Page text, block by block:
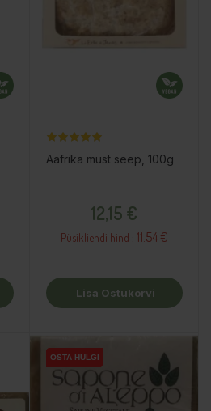
Aafrika must seep, 100g
12,15 €
Püsikliendi hind : 11.54 €
Lisa Ostukorvi
OSTA HULGI
OSTA HULGI
OSTA HULGI